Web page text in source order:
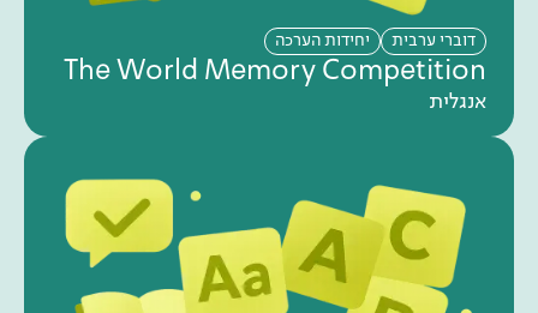
דוברי ערבית יחידות הערכה
The World Memory Competition
אנגלית